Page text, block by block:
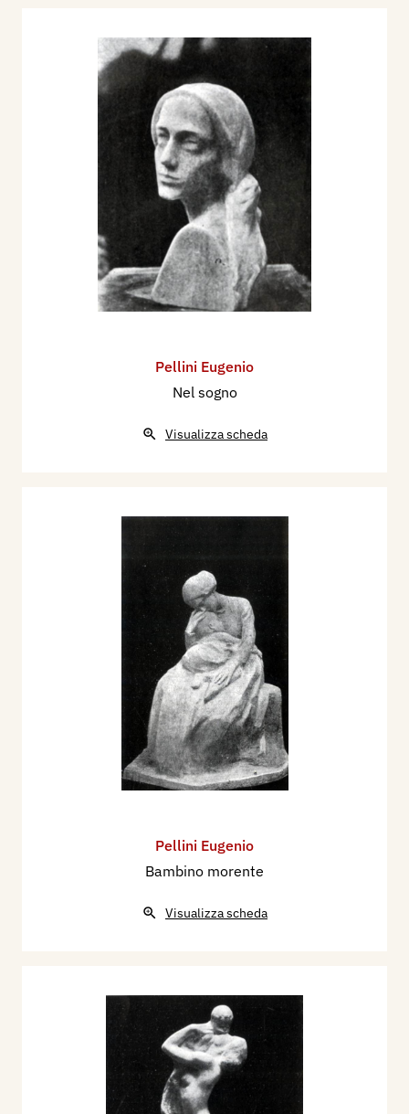
Pellini Eugenio
Nel sogno
Visualizza scheda
Pellini Eugenio
Bambino morente
Visualizza scheda